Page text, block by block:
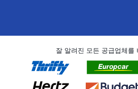
잘 알려진 모든 공급업체를